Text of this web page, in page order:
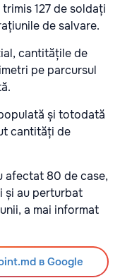
127 de soldați
de salvare.
cantitățile de
pe parcursul
și totodată
cantități de
afectat 80 de case,
și au perturbat
a mai informat
в Google